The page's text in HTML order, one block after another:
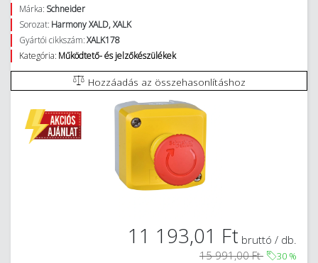
Márka: Schneider
Sorozat: Harmony XALD, XALK
Gyártói cikkszám:XALK178
Kategória: Működtető- és jelzőkészülékek
Hozzáadás az összehasonlításhoz
11 193,01 Ft bruttó / db.
15 991,00 Ft
30 %